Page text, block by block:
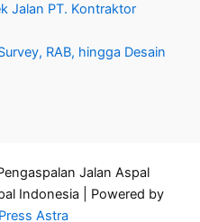
Jalan PT. Kontraktor
RAB, hingga Desain
Jalan Aspal
Indonesia | Powered by
Astra